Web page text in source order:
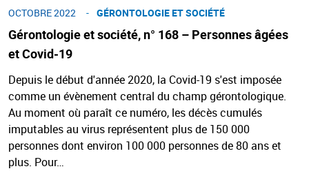
Gérontologie et société, n° 168 – Personnes âgées
et Covid-19
OCTOBRE 2022 GÉRONTOLOGIE ET SOCIÉTÉ​
Depuis le début d'année 2020, la Covid-19 s'est imposée
comme un évènement central du champ gérontologique.
Au moment où paraît ce numéro, les décès cumulés
imputables au virus représentent plus de 150 000
personnes dont environ 100 000 personnes de 80 ans et
plus. Pour…